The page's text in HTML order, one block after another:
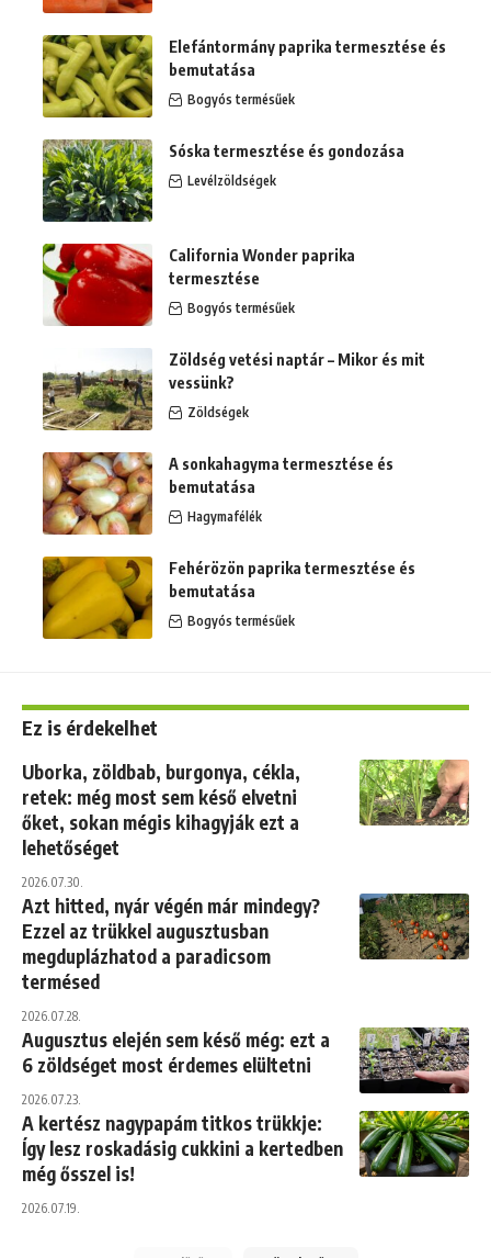
Elefántormány paprika termesztése és
bemutatása
Bogyós termésűek
Sóska termesztése és gondozása
Levélzöldségek
California Wonder paprika
termesztése
Bogyós termésűek
Zöldség vetési naptár – Mikor és mit
vessünk?
Zöldségek
A sonkahagyma termesztése és
bemutatása
Hagymafélék
Fehérözön paprika termesztése és
bemutatása
Bogyós termésűek
Ez is érdekelhet
Uborka, zöldbab, burgonya, cékla,
retek: még most sem késő elvetni
őket, sokan mégis kihagyják ezt a
lehetőséget
2026.07.30.
Azt hitted, nyár végén már mindegy?
Ezzel az trükkel augusztusban
megduplázhatod a paradicsom
termésed
2026.07.28.
Augusztus elején sem késő még: ezt a
6 zöldséget most érdemes elültetni
2026.07.23.
A kertész nagypapám titkos trükkje:
Így lesz roskadásig cukkini a kertedben
még ősszel is!
2026.07.19.